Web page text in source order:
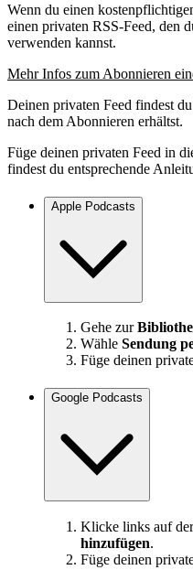
Wenn du einen
einen privaten RSS-Feed, den
verwenden kannst.
Mehr Infos zum Abonnieren
Deinen privaten Feed findest
nach dem Abonnieren erhältst.
Füge deinen privaten Feed in
findest du entsprechende
Apple Podcasts
Gehe zur
Wähle Sendung
Füge deinen
Google Podcasts
Klicke links auf
hinzufügen.
Füge deinen